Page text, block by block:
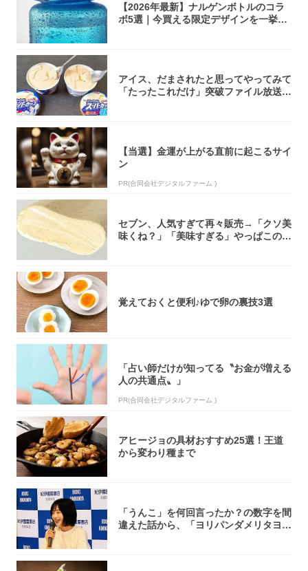
【2026年最新】ナルゲンボトルのコラ
ボ5選｜今買える限定デザインを一挙紹
アイス、だまされたと思ってやってみて
「たったこれだけ」突破ファイル放送で
【当選】金運が上がる直前に起こるサイ
ン
PR(合同会社デジタルファーム )
セブン、人気すぎて再々販売→「クソ美
味くね？」「美味すぎる」やっぱこのク
覚えておくと便利♪ゆで卵の裏技3選
「占い師だけが知ってる〝お金が増える
人の共通点〟」
PR(合同会社デジタルファーム )
アヒージョの具材おすすめ25選！王道
から変わり種まで
「うんこ」を何回言ったか？の数字を間
違えた話から、「ヨリパンダメリタヨコ